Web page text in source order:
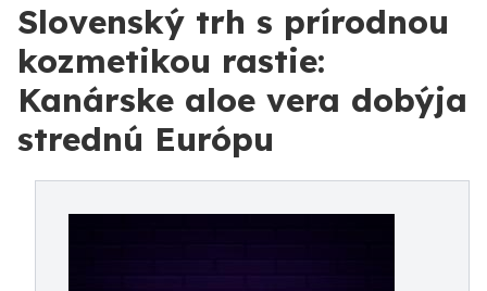
Slovenský trh s prírodnou
kozmetikou rastie:
Kanárske aloe vera dobýja
strednú Európu